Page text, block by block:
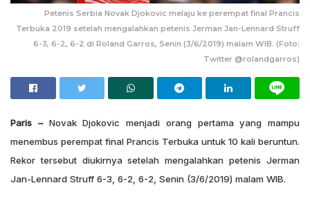
Petenis Serbia Novak Djokovic melaju ke perempat final Prancis
Terbuka 2019 setelah mengalahkan petenis Jerman Jan-Lennard Struff
6-3, 6-2, 6-2 di Roland Garros, Senin (3/6/2019) malam WIB. (Foto:
Twitter @rolandgarros)
Paris – Novak Djokovic menjadi orang pertama yang mampu
menembus perempat final Prancis Terbuka untuk 10 kali beruntun.
Rekor tersebut diukirnya setelah mengalahkan petenis Jerman
Jan-Lennard Struff 6-3, 6-2, 6-2, Senin (3/6/2019) malam WIB.